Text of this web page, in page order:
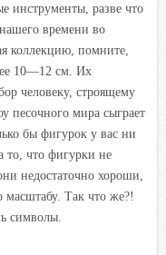
инструменты, разве что
времени во
коллекцию, помните,
10—12 см. Их
человеку, строящему
песочного мира сыграет
бы фигурок у вас ни
то, что фигурки не
недостаточно хороши,
масштабу. Так что же?!
символы.